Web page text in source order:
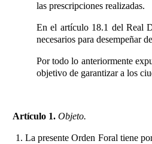
las prescripciones realizadas.
En el artículo 18.1 del Real
necesarios para desempeñar
Por todo lo anteriormente
objetivo de garantizar a los
Artículo 1. Objeto.
1. La presente Orden Foral tiene